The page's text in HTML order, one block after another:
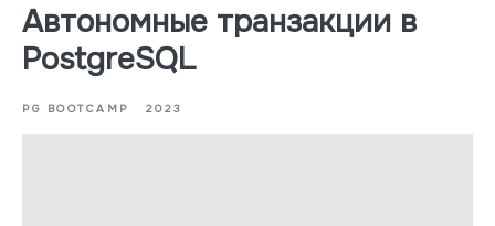
Автономные транзакции в
PostgreSQL
PG BOOTCAMP 2023